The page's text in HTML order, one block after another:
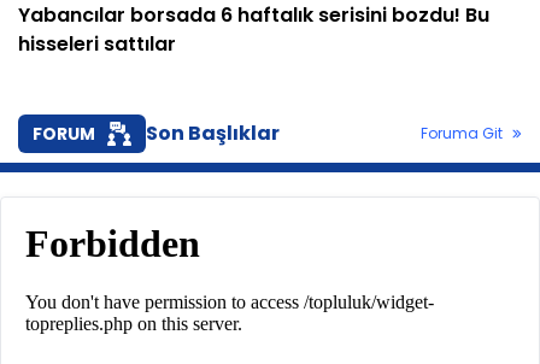
Yabancılar borsada 6 haftalık serisini bozdu! Bu
hisseleri sattılar
FORUM Son Başlıklar Foruma Git